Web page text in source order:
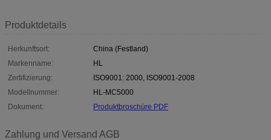
Produktdetails
Herkunftsort:
China (Festland)
Markenname:
HL
Zertifizierung:
ISO9001: 2000, ISO9001-2008
Modellnummer:
HL-MC5000
Dokument:
Produktbroschüre PDF
Zahlung und Versand AGB